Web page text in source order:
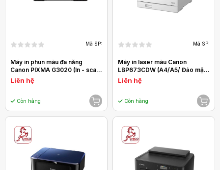
Mã SP:
Máy in phun màu đa năng
Canon PIXMA G3020 (In - scan
- copy - Wifi)
Liên hệ
Còn hàng
Mã SP:
Máy in laser màu Canon
LBP673CDW (A4/A5/ Đảo mặt/
USB/ LAN/ WIFI) chính hãng
Liên hệ
Còn hàng